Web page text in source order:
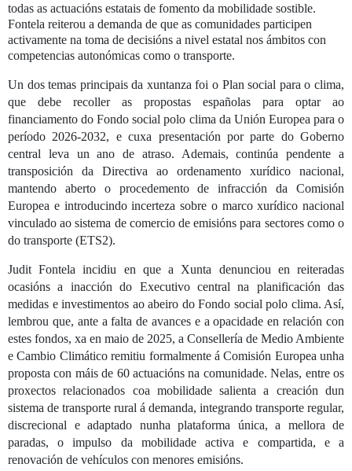
todas as actuacións estatais de fomento da mobilidade sostible.
Fontela reiterou a demanda de que as comunidades participen
activamente na toma de decisións a nivel estatal nos ámbitos con
competencias autonómicas como o transporte.
Un dos temas principais da xuntanza foi o Plan social para o clima,
que debe recoller as propostas españolas para optar ao
financiamento do Fondo social polo clima da Unión Europea para o
período 2026-2032, e cuxa presentación por parte do Goberno
central leva un ano de atraso. Ademais, continúa pendente a
transposición da Directiva ao ordenamento xurídico nacional,
mantendo aberto o procedemento de infracción da Comisión
Europea e introducindo incerteza sobre o marco xurídico nacional
vinculado ao sistema de comercio de emisións para sectores como o
do transporte (ETS2).
Judit Fontela incidiu en que a Xunta denunciou en reiteradas
ocasións a inacción do Executivo central na planificación das
medidas e investimentos ao abeiro do Fondo social polo clima. Así,
lembrou que, ante a falta de avances e a opacidade en relación con
estes fondos, xa en maio de 2025, a Consellería de Medio Ambiente
e Cambio Climático remitiu formalmente á Comisión Europea unha
proposta con máis de 60 actuacións na comunidade. Nelas, entre os
proxectos relacionados coa mobilidade salienta a creación dun
sistema de transporte rural á demanda, integrando transporte regular,
discrecional e adaptado nunha plataforma única, a mellora de
paradas, o impulso da mobilidade activa e compartida, e a
renovación de vehículos con menores emisións.